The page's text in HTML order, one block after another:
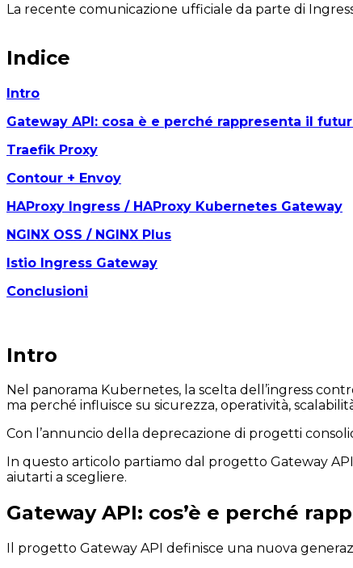
La recente comunicazione ufficiale da parte di
Indice
Intro
Gateway API: cosa è e perché rappresenta il
Traefik Proxy
Contour + Envoy
HAProxy Ingress / HAProxy Kubernetes Gateway
NGINX OSS / NGINX Plus
Istio Ingress Gateway
Conclusioni
Intro
Nel panorama Kubernetes, la scelta dell’ingress
ma perché influisce su sicurezza, operatività,
Con l’annuncio della deprecazione di progetti
In questo articolo partiamo dal progetto Gateway
aiutarti a scegliere.
Gateway API: cos’è e perché
Il progetto Gateway API definisce una nuova